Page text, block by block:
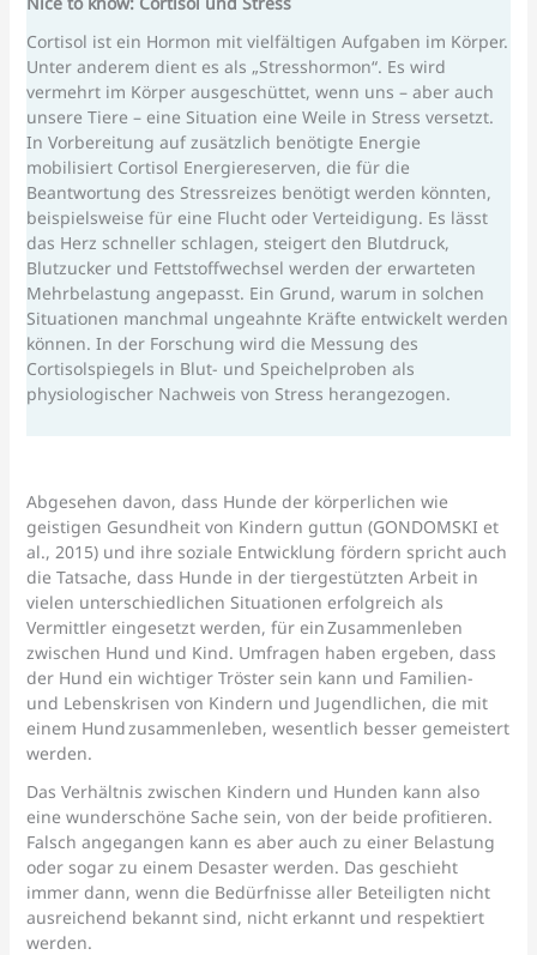
Cortisol ist ein Hormon mit vielfältigen Aufgaben im Körper.
Unter anderem dient es als „Stresshormon“. Es wird
vermehrt im Körper ausgeschüttet, wenn uns – aber auch
unsere Tiere – eine Situation eine Weile in Stress versetzt.
In Vorbereitung auf zusätzlich benötigte Energie
mobilisiert Cortisol Energiereserven, die für die
Beantwortung des Stressreizes benötigt werden könnten,
beispielsweise für eine Flucht oder Verteidigung. Es lässt
das Herz schneller schlagen, steigert den Blutdruck,
Blutzucker und Fettstoffwechsel werden der erwarteten
Mehrbelastung angepasst. Ein Grund, warum in solchen
Situationen manchmal ungeahnte Kräfte entwickelt werden
können. In der Forschung wird die Messung des
Cortisolspiegels in Blut- und Speichelproben als
physiologischer Nachweis von Stress herangezogen.
Abgesehen davon, dass Hunde der körperlichen wie
geistigen Gesundheit von Kindern guttun (GONDOMSKI et
al., 2015) und ihre soziale Entwicklung fördern spricht auch
die Tatsache, dass Hunde in der tiergestützten Arbeit in
vielen unterschiedlichen Situationen erfolgreich als
Vermittler eingesetzt werden, für ein Zusammenleben
zwischen Hund und Kind. Umfragen haben ergeben, dass
der Hund ein wichtiger Tröster sein kann und Familien-
und Lebenskrisen von Kindern und Jugendlichen, die mit
einem Hund zusammenleben, wesentlich besser gemeistert
werden.
Das Verhältnis zwischen Kindern und Hunden kann also
eine wunderschöne Sache sein, von der beide profitieren.
Falsch angegangen kann es aber auch zu einer Belastung
oder sogar zu einem Desaster werden. Das geschieht
immer dann, wenn die Bedürfnisse aller Beteiligten nicht
ausreichend bekannt sind, nicht erkannt und respektiert
werden.